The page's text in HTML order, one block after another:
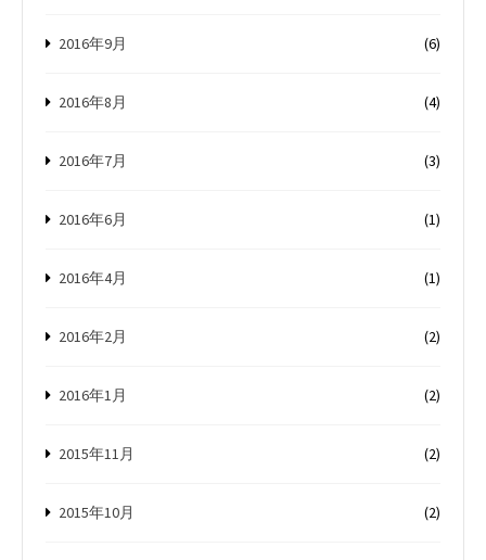
2016年9月 (6)
2016年8月 (4)
2016年7月 (3)
2016年6月 (1)
2016年4月 (1)
2016年2月 (2)
2016年1月 (2)
2015年11月 (2)
2015年10月 (2)